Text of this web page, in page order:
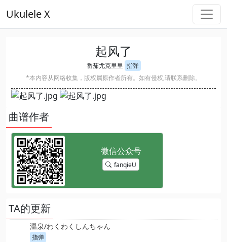
Ukulele X
起风了
番茄尤克里里 指弹
*本内容从网络收集，版权属原作者所有。如有侵权,请联系删除。
曲谱作者
fanqieU
TA的更新
温泉/わくわくしんちゃん
指弹